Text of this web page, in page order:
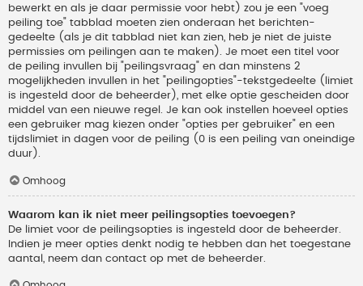
bewerkt en als je daar permissie voor hebt) zou je een "voeg
peiling toe" tabblad moeten zien onderaan het berichten-
gedeelte (als je dit tabblad niet kan zien, heb je niet de juiste
permissies om peilingen aan te maken). Je moet een titel voor
de peiling invullen bij "peilingsvraag" en dan minstens 2
mogelijkheden invullen in het "peilingopties"-tekstgedeelte (limiet
is ingesteld door de beheerder), met elke optie gescheiden door
middel van een nieuwe regel. Je kan ook instellen hoeveel opties
een gebruiker mag kiezen onder "opties per gebruiker" en een
tijdslimiet in dagen voor de peiling (0 is een peiling van oneindige
duur).
Omhoog
Waarom kan ik niet meer peilingsopties toevoegen?
De limiet voor de peilingsopties is ingesteld door de beheerder.
Indien je meer opties denkt nodig te hebben dan het toegestane
aantal, neem dan contact op met de beheerder.